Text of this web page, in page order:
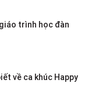
trình học đàn
về ca khúc Happy